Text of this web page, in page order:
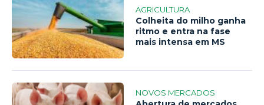
AGRICULTURA
Colheita do milho ganha
ritmo e entra na fase
mais intensa em MS
NOVOS MERCADOS